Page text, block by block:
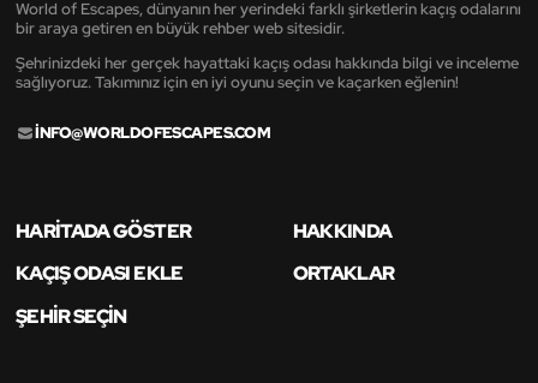
World of Escapes, dünyanın her yerindeki farklı şirketlerin kaçış odalarını
bir araya getiren en büyük rehber web sitesidir.
Şehrinizdeki her gerçek hayattaki kaçış odası hakkında bilgi ve inceleme
sağlıyoruz. Takımınız için en iyi oyunu seçin ve kaçarken eğlenin!
INFO@WORLDOFESCAPES.COM
HARITADA GÖSTER
HAKKINDA
KAÇIŞ ODASI EKLE
ORTAKLAR
ŞEHIR SEÇIN